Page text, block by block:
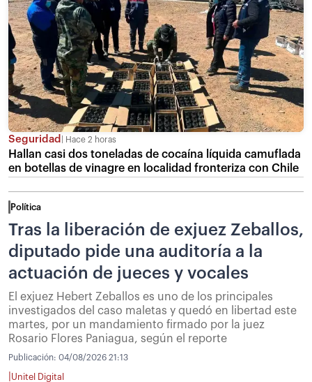
Seguridad Hace 2 horas
Hallan casi dos toneladas de cocaína líquida camuflada
en botellas de vinagre en localidad fronteriza con Chile
Política
Tras la liberación de exjuez Zeballos,
diputado pide una auditoría a la
actuación de jueces y vocales
El exjuez Hebert Zeballos es uno de los principales
investigados del caso maletas y quedó en libertad este
martes, por un mandamiento firmado por la juez
Rosario Flores Paniagua, según el reporte
Publicación: 04/08/2026 21:13
Unitel Digital